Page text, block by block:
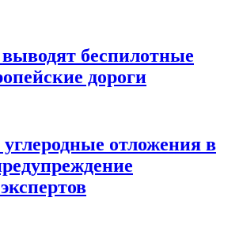
беспилотные
дороги
отложения в